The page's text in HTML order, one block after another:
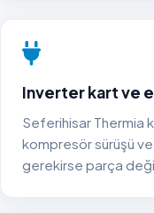
Inverter kart ve
Seferihisar Thermia
kompresör sürüşü
gerekirse parça